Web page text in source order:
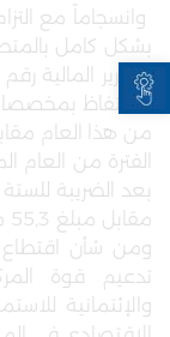
Open toolbar
وانسجاماً مع
بشكل كامل
الفترة من العام
ومن شأن
تدعيم قوة
والإئتمانية